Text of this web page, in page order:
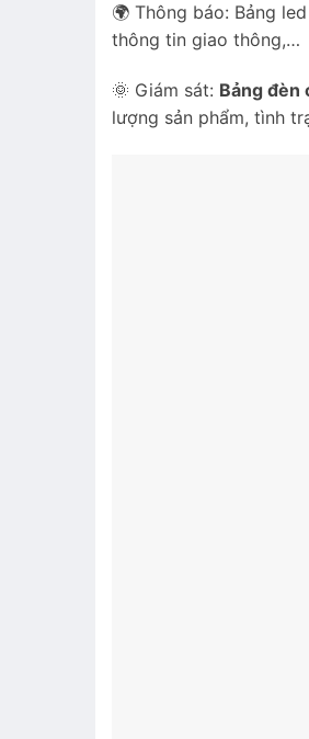
🌍 Thông báo: Bảng
thông tin giao thông,…
🌞 Giám sát: Bảng đèn
lượng sản phẩm, tình